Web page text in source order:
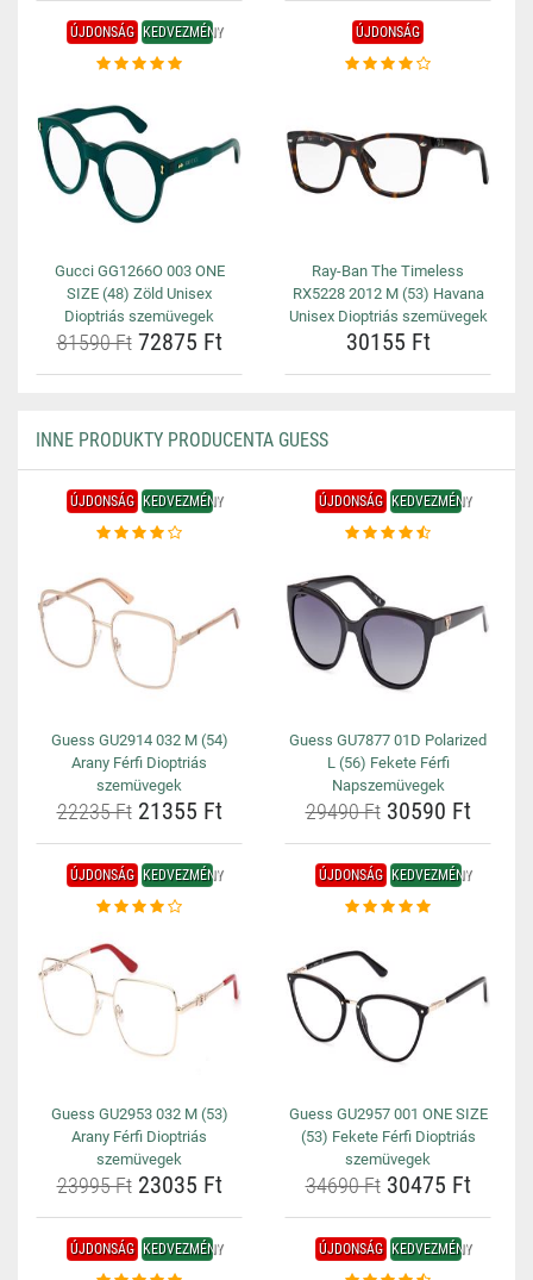
ÚJDONSÁG KEDVEZMÉNY
Gucci GG1266O 003 ONE
SIZE (48) Zöld Unisex
Dioptriás szemüvegek
81590 Ft72875 Ft
ÚJDONSÁG
Ray-Ban The Timeless
RX5228 2012 M (53) Havana
Unisex Dioptriás szemüvegek
30155 Ft
INNE PRODUKTY PRODUCENTA GUESS
ÚJDONSÁG KEDVEZMÉNY
Guess GU2914 032 M (54)
Arany Férfi Dioptriás
szemüvegek
22235 Ft21355 Ft
ÚJDONSÁG KEDVEZMÉNY
Guess GU7877 01D Polarized
L (56) Fekete Férfi
Napszemüvegek
29490 Ft30590 Ft
ÚJDONSÁG KEDVEZMÉNY
Guess GU2953 032 M (53)
Arany Férfi Dioptriás
szemüvegek
23995 Ft23035 Ft
ÚJDONSÁG KEDVEZMÉNY
Guess GU2957 001 ONE SIZE
(53) Fekete Férfi Dioptriás
szemüvegek
34690 Ft30475 Ft
ÚJDONSÁG KEDVEZMÉNY ÚJDONSÁG KEDVEZMÉNY